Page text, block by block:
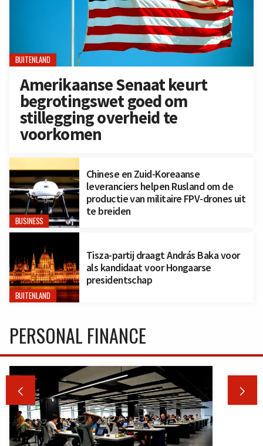
BUITENLAND
Amerikaanse Senaat keurt
begrotingswet goed om
stillegging overheid te
voorkomen
BUSINESS
Chinese en Zuid-Koreaanse
leveranciers helpen Rusland om de
productie van militaire FPV-drones uit
te breiden
BUITENLAND
Tisza-partij draagt András Baka voor
als kandidaat voor Hongaarse
presidentschap
PERSONAL FINANCE
 